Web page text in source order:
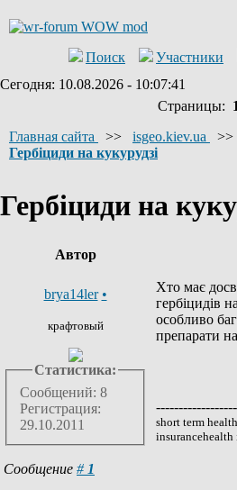
Поиск Участники
Сегодня: 10.08.2026 - 10:07:41
Страницы: 1
Главная сайта
>> isgeo.kiev.ua >>
Гербіциди на кукурудзі
Гербіциди на
Автор
brya14ler •
крафтовый
Статистика:
Сообщений: 8
Регистрация:
29.10.2011
Хто має
гербіцидів
особливо
препарати
short term
insurancehealth
Сообщение # 1